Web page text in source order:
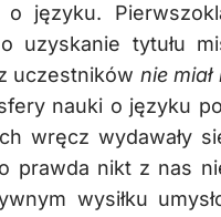
języku.
uzyskanie tytułu
uczestników nie
nauki o języku
wręcz wydawały
prawda nikt z nas
wysiłku